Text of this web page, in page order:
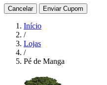
Cancelar Enviar Cupom
Início
/
Lojas
/
Pé de Manga